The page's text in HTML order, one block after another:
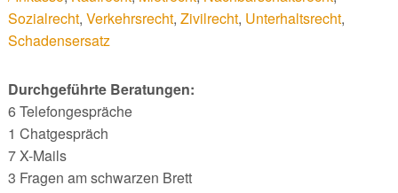
Sozialrecht, Verkehrsrecht, Zivilrecht, Unterhaltsrecht,
Schadensersatz
Durchgeführte Beratungen:
6 Telefongespräche
1 Chatgespräch
7 X-Mails
3 Fragen am schwarzen Brett